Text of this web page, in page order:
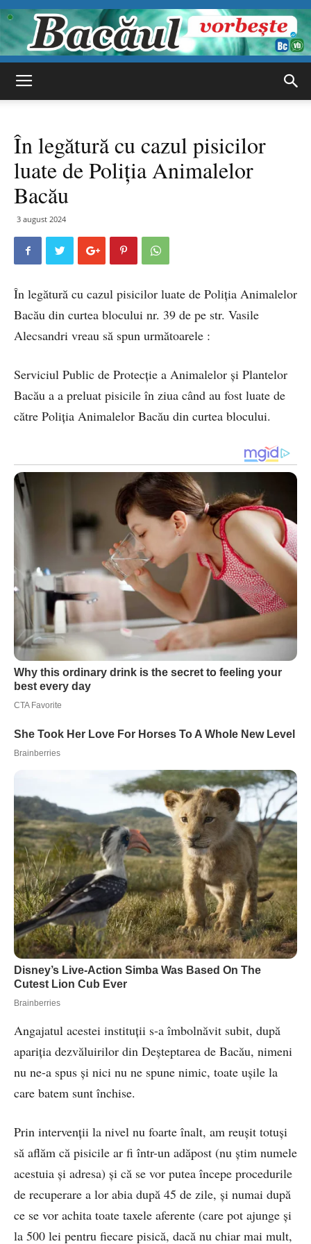
vorbește
În legătură cu cazul pisicilor
luate de Poliția Animalelor
Bacău
3 august 2024
În legătură cu cazul pisicilor luate de Poliția Animalelor
Bacău din curtea blocului nr. 39 de pe str. Vasile
Alecsandri vreau să spun următoarele :
Serviciul Public de Protecție a Animalelor și Plantelor
Bacău a a preluat pisicile în ziua când au fost luate de
către Poliția Animalelor Bacău din curtea blocului.
Angajatul acestei instituții s-a îmbolnăvit subit, după
apariția dezvăluirilor din Deșteptarea de Bacău, nimeni
nu ne-a spus și nici nu ne spune nimic, toate ușile la
care batem sunt închise.
Prin intervenții la nivel nu foarte înalt, am reușit totuși
să aflăm că pisicile ar fi într-un adăpost (nu știm numele
acestuia și adresa) și că se vor putea începe procedurile
de recuperare a lor abia după 45 de zile, și numai după
ce se vor achita toate taxele aferente (care pot ajunge și
la 500 lei pentru fiecare pisică, dacă nu chiar mai mult,